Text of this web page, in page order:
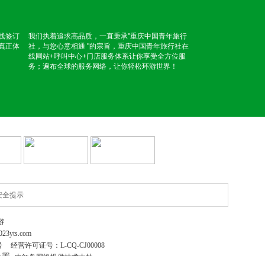
签订
正体
我们执着追求高品质，一直秉承"重庆中国青年旅行
社，与您心意相通 "的宗旨，重庆中国青年旅行社在
线网站+呼叫中心+门店服务体系让你享受全方位服
务；遍布全球的服务网络，让你轻松环游世界！
全提示
经营许可证号： L-CQ-CJ00008